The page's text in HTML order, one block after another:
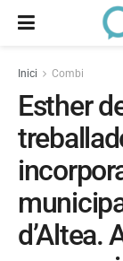
Inici Combi
Esther
d’Altea.